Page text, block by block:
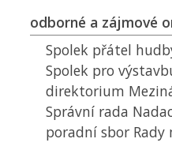
odborné a zájmové
Spolek přátel
Spolek pro
direktorium
Správní rada
poradní sbor